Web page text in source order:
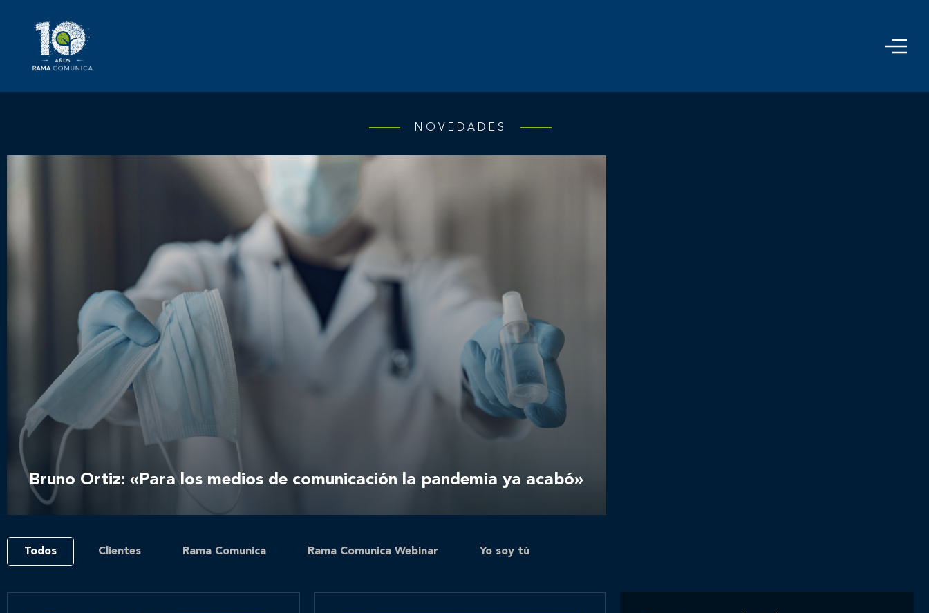
NOVEDADES
Bruno Ortiz: «Para los medios de comunicación la pandemia ya acabó»
Todos Clientes Rama Comunica Rama Comunica Webinar Yo soy tú